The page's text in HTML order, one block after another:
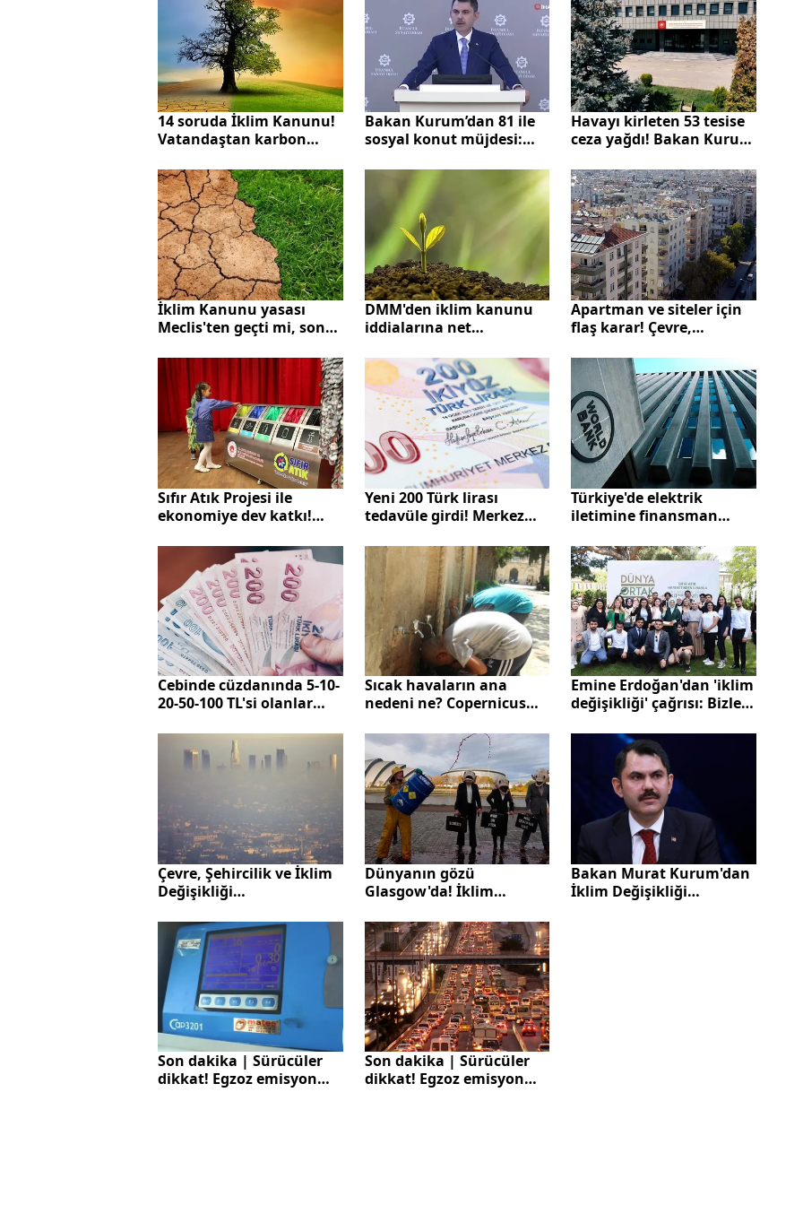
14 soruda İklim Kanunu!
Vatandaştan karbon
Bakanlık merak
edilenleri açıkladı
Bakan Kurum’dan 81 ile
sosyal konut müjdesi:
konutlar geliyor”
Havayı kirleten 53 tesise
ceza yağdı! Bakan Kurum
sürecek
İklim Kanunu yasası
Meclis'ten geçti mi, son
nedir ve içeriği neler?
DMM'den iklim kanunu
iddialarına net
vergisi yok hak
kısıtlaması yok…
Apartman ve siteler için
flaş karar! Çevre,
Değişikliği Bakanlığı 81
ile genelge gönderdi...
Sıfır Atık Projesi ile
ekonomiye dev katkı!
Yeni 200 Türk lirası
tedavüle girdi! Merkez
Türkiye'de elektrik
iletimine finansman
dolarlık dev bütçe
Cebinde cüzdanında 5-10-
20-50-100 TL'si olanlar
Darphane'de üretimi işte
böyle yapılıyor
Sıcak havaların ana
nedeni ne? Copernicus
uyardı! “Acil önlem”
alınmalı
Emine Erdoğan'dan 'iklim
değişikliği' çağrısı: Bizler
çevirebilecek son nesiliz
Çevre, Şehircilik ve İklim
Değişikliği
valiliğine “hava kirliliği"
genelgesi
Dünyanın gözü
Glasgow'da! İklim
Bakan Murat Kurum'dan
İklim Değişikliği
Son dakika | Sürücüler
dikkat! Egzoz emisyon
Son dakika | Sürücüler
dikkat! Egzoz emisyon